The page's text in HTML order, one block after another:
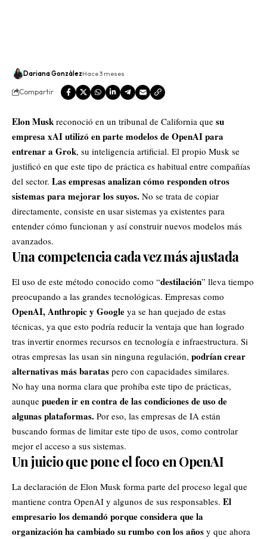
Dariana GonzálezHace 3 meses
Compartir
Elon Musk reconoció en un tribunal de California que su
empresa xAI utilizó en parte modelos deOpenAIpara
entrenar a Grok, su inteligencia artificial. El propio Musk se
justificó en que este tipo de práctica es habitual entre compañías
del sector. Las empresas analizan cómo responden otros
sistemas para mejorar los suyos. No se trata de copiar
directamente, consiste en usar sistemas ya existentes para
entender cómo funcionan y así construir nuevos modelos más
avanzados.
Una competencia cada vez más ajustada
El uso de este método conocido como “destilación” lleva tiempo
preocupando a las grandes tecnológicas. Empresas como
OpenAI, Anthropic y Google ya se han quejado de estas
técnicas, ya que esto podría reducir la ventaja que han logrado
tras invertir enormes recursos en tecnología e infraestructura. Si
otras empresas las usan sin ninguna regulación, podrían crear
alternativas más baratas pero con capacidades similares.
No hay una norma clara que prohíba este tipo de prácticas,
aunque pueden ir en contra de las condiciones de uso de
algunas plataformas. Por eso, las empresas de IA están
buscando formas de limitar este tipo de usos, como controlar
mejor el acceso a sus sistemas.
Un juicio que pone el foco en OpenAI
La declaración de Elon Musk forma parte del proceso legal que
mantiene contra OpenAI y algunos de sus responsables. El
empresario los demandó porque considera que la
organización ha cambiado su rumbo con los años y que ahora